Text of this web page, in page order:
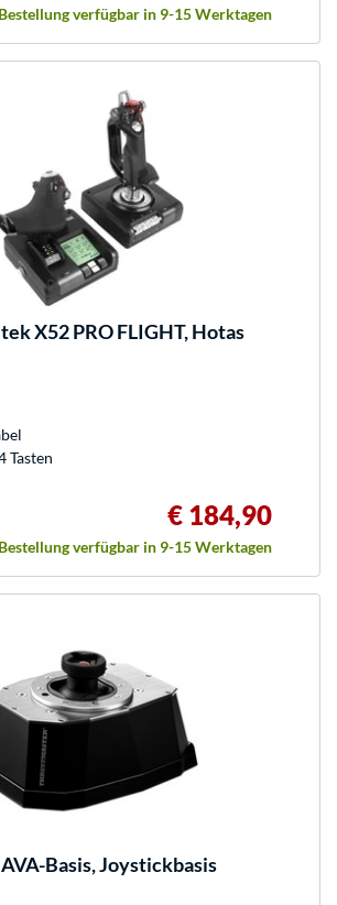
verfügbar in 9-15 Werktagen
X52 PRO FLIGHT, Hotas
Tasten
€ 184,90
verfügbar in 9-15 Werktagen
AVA-Basis, Joystickbasis